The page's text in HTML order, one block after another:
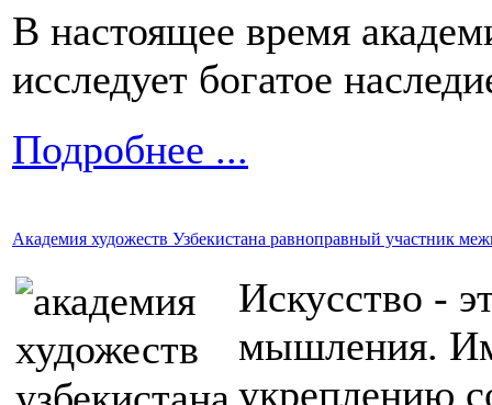
В настоящее время
исследует богатое
Подробнее ...
Академия художеств Узбекистана равноправный участник
Искусство -
мышления.
укреплению